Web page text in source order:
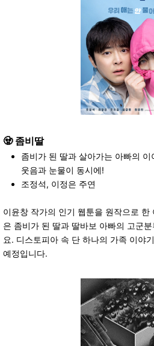
🧟 좀비딸
좀비가 된 딸과 살아가는 아빠의 이
웃음과 눈물이 동시에!
조정석, 이정은 주연
이윤창 작가의 인기 웹툰을 원작으로
은 좀비가 된 딸과 딸바보 아빠의 고군
요. 디스토피아 속 단 하나의 가족 이야
예정입니다.